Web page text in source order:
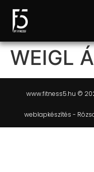
WEIGL
www.fitness5.hu ©
weblapkészítés -